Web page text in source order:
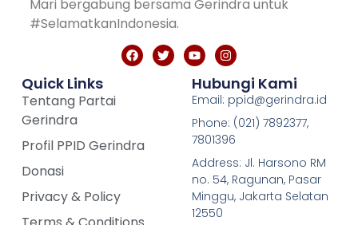
Mari bergabung bersama Gerindra untuk
#SelamatkanIndonesia.
Quick Links
Tentang Partai
Gerindra
Profil PPID Gerindra
Donasi
Privacy & Policy
Hubungi Kami
Email: ppid@gerindra.id
Phone: (021) 7892377,
7801396
Address: Jl. Harsono RM
no. 54, Ragunan, Pasar
Minggu, Jakarta Selatan
12550